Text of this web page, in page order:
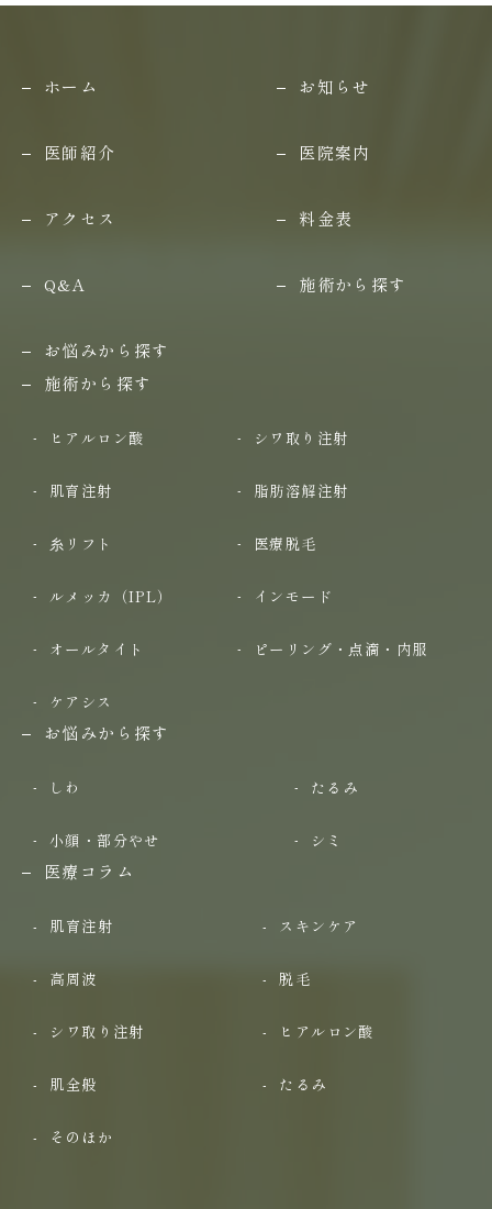
ホーム お知らせ
医師紹介 医院案内
アクセス 料金表
Q&A 施術から探す
お悩みから探す
施術から探す
ヒアルロン酸 シワ取り注射
肌育注射 脂肪溶解注射
糸リフト 医療脱毛
ルメッカ（IPL） インモード
オールタイト ピーリング・点滴・内服
ケアシス
お悩みから探す
しわ たるみ
小顔・部分やせ シミ
医療コラム
肌育注射 スキンケア
高周波 脱毛
シワ取り注射 ヒアルロン酸
肌全般 たるみ
そのほか